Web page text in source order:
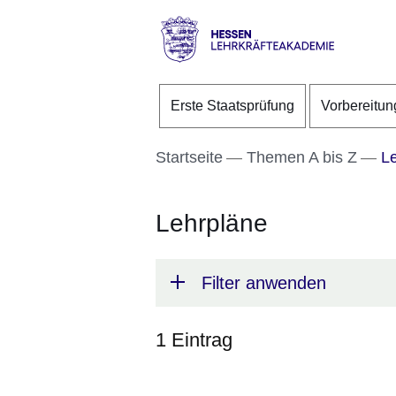
Direkt zum Kopf der
Direkt zum Inhalt
Direkt zum Fuß der
Lehrkräfteakademie
Erste Staatsprüfung
Startseite Themen A bis Z
Lehrpläne
Filter anwenden
1 Eintrag